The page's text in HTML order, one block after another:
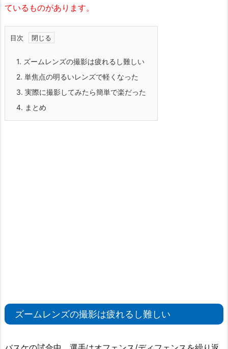
ているものがあります。
目次
1. ズームレンズの撮影は疲れるし難しい
2. 単焦点の明るいレンズで軽くなった
3. 実際に撮影してみたら簡単で楽だった
4. まとめ
ズームレンズの撮影は疲れるし難しい